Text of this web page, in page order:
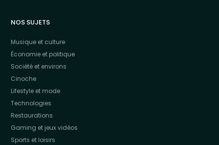
NOS SUJETS
Musique et culture
Économie et politique
Société et environs
Cinoche
Lifestyle et mode
Technologies
Restaurations
Gaming et jeux vidéos
Sports et loisirs